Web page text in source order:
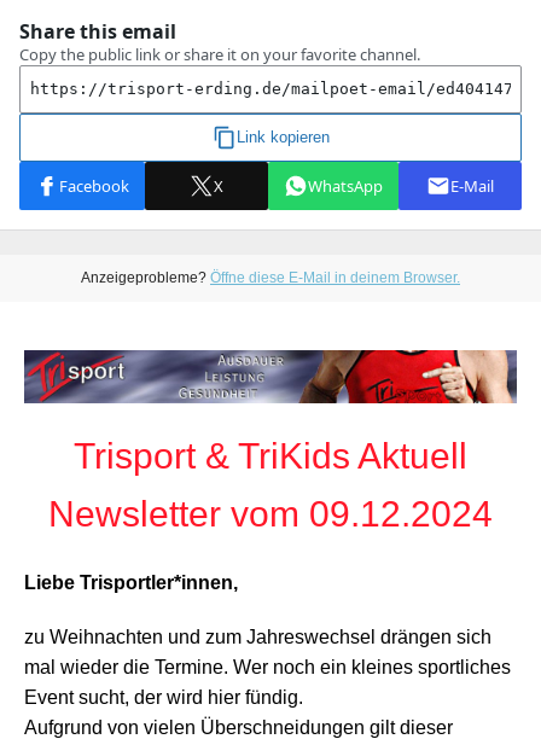
Anzeigeprobleme? Öffne diese E-Mail in deinem Browser.
Trisport & TriKids Aktuell
Newsletter vom 09.12.2024
Liebe Trisportler*innen,
zu Weihnachten und zum Jahreswechsel drängen sich
mal wieder die Termine. Wer noch ein kleines sportliches
Event sucht, der wird hier fündig.
Aufgrund von vielen Überschneidungen gilt dieser